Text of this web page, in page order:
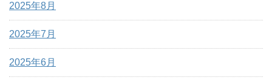
2025年8月
2025年7月
2025年6月